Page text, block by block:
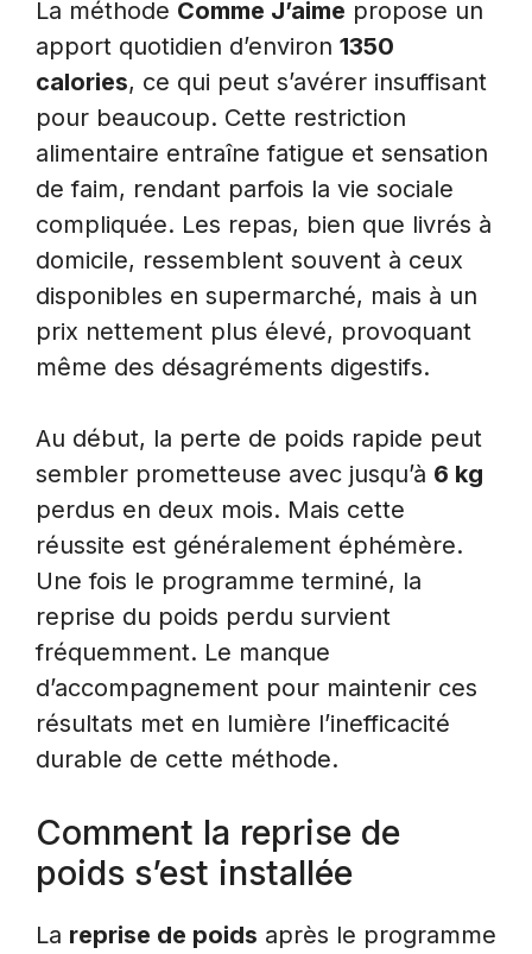
La méthode Comme J’aime propose un
apport quotidien d’environ 1350
calories, ce qui peut s’avérer insuffisant
pour beaucoup. Cette restriction
alimentaire entraîne fatigue et sensation
de faim, rendant parfois la vie sociale
compliquée. Les repas, bien que livrés à
domicile, ressemblent souvent à ceux
disponibles en supermarché, mais à un
prix nettement plus élevé, provoquant
même des désagréments digestifs.
Au début, la perte de poids rapide peut
sembler prometteuse avec jusqu’à 6 kg
perdus en deux mois. Mais cette
réussite est généralement éphémère.
Une fois le programme terminé, la
reprise du poids perdu survient
fréquemment. Le manque
d’accompagnement pour maintenir ces
résultats met en lumière l’inefficacité
durable de cette méthode.
Comment la reprise de
poids s’est installée
La reprise de poids après le programme